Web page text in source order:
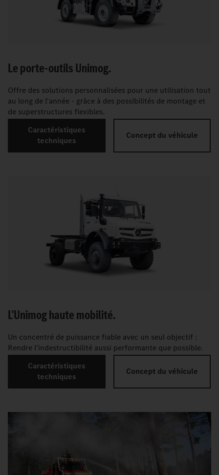
Le porte-outils Unimog.
Offre des solutions personnalisées pour une utilisation tout
au long de l'année - grâce à des possibilités de montage et
de superstructures flexibles.
Caractéristiques
techniques
Concept du véhicule
L'Unimog haute mobilité.
Un concentré de puissance fiable avec un seul objectif :
Rendre l'indestructibilité aussi performante que possible.
Caractéristiques
techniques
Concept du véhicule